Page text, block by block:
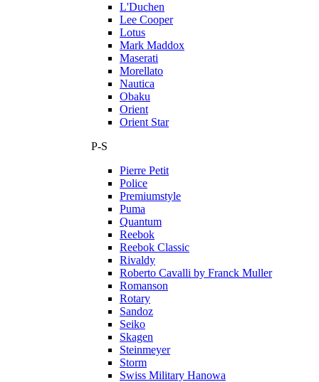
L'Duchen
Lee Cooper
Lotus
Mark Maddox
Maserati
Morellato
Nautica
Obaku
Orient
Orient Star
P-S
Pierre Petit
Police
Premiumstyle
Puma
Quantum
Reebok
Reebok Classic
Rivaldy
Roberto Cavalli by Franck Muller
Romanson
Rotary
Sandoz
Seiko
Skagen
Steinmeyer
Storm
Swiss Military Hanowa